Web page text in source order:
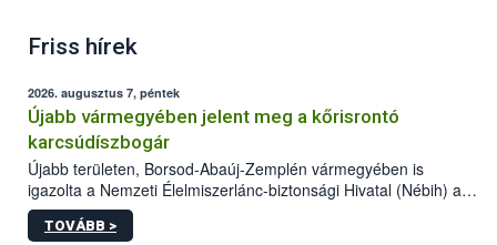
Friss hírek
2026. augusztus 7, péntek
Újabb vármegyében jelent meg a kőrisrontó
karcsúdíszbogár
Újabb területen, Borsod-Abaúj-Zemplén vármegyében is
igazolta a Nemzeti Élelmiszerlánc-biztonsági Hivatal (Nébih) a
kőrisrontó karcsúdíszbogár (Agrilus planipennis) jelenlétét. A
kártevőt nem csak színcsapdában találták meg, de már fertőzött
TOVÁBB >